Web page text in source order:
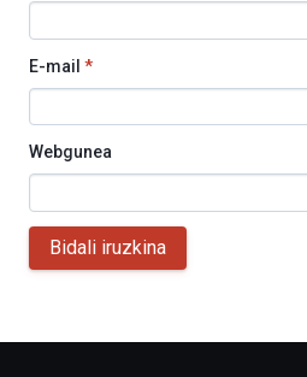
E-mail *
Webgunea
Bidali iruzkina